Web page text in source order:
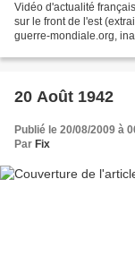
Vidéo d'actualité
sur le front de l'est
guerre-mondiale.org,
20 Août 1942
Publié le 20/08/2009 à
Par Fix